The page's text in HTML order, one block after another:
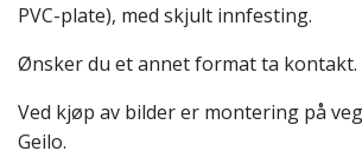
PVC-plate), med skjult innfesting.
Ønsker du et annet format ta kontakt.
Ved kjøp av bilder er montering på
Geilo.